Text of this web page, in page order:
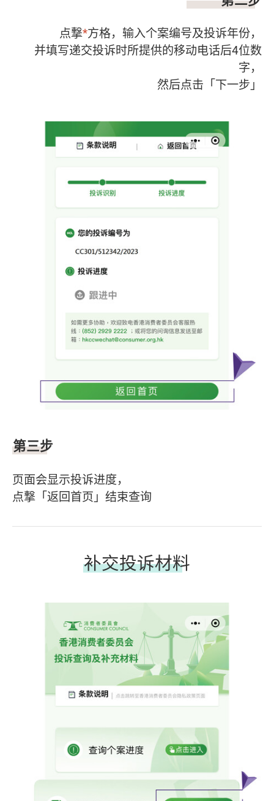
点撃*方格，输入个案编号及投诉年份，
并填写递交投诉时所提供的移动电话后4位数
字，
然后点击「下一步」
第三步
页面会显示投诉进度，
点撃「返回首页」结束查询
补交投诉材料